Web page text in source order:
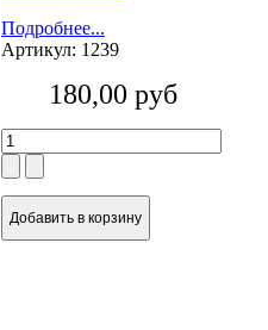
Подробнее...
Артикул: 1239
180,00 руб